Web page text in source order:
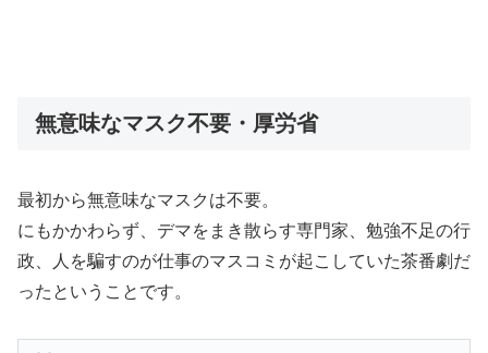
無意味なマスク不要・厚労省
最初から無意味なマスクは不要。
にもかかわらず、デマをまき散らす専門家、勉強不足の行
政、人を騙すのが仕事のマスコミが起こしていた茶番劇だ
ったということです。